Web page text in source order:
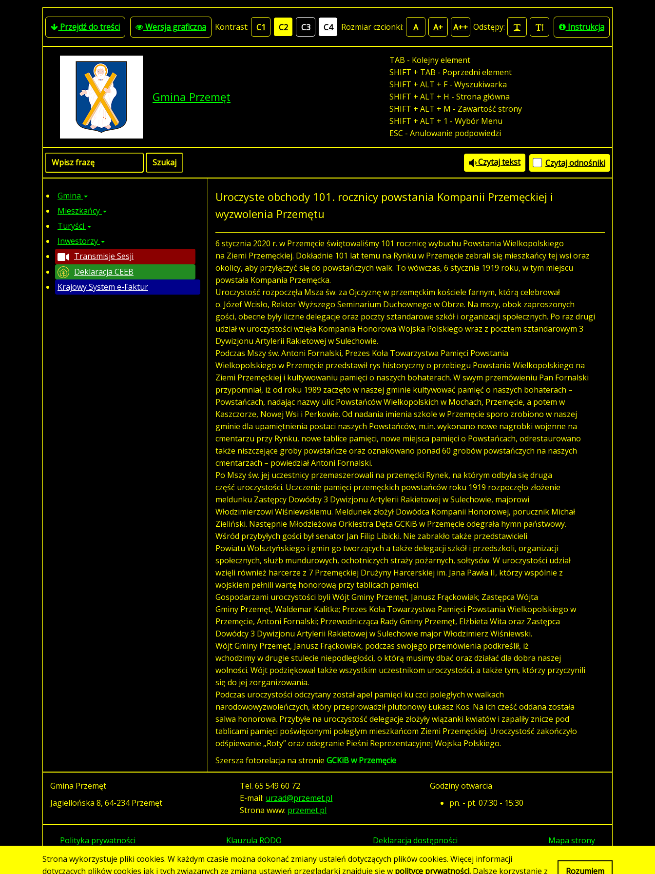
Przejdź do treści Wersja graficzna Kontrast: C1 C2 C3 C4 Rozmiar czcionki: A A+ A++ Odstępy: Instrukcja
Gmina Przemęt
TAB - Kolejny element
SHIFT + TAB - Poprzedni element
SHIFT + ALT + F - Wyszukiwarka
SHIFT + ALT + H - Strona główna
SHIFT + ALT + M - Zawartość strony
SHIFT + ALT + 1 - Wybór Menu
ESC - Anulowanie podpowiedzi
Czytaj tekst Czytaj odnośniki
Gmina
Mieszkańcy
Turyści
Inwestorzy
Transmisje Sesji
Deklaracja CEEB
Krajowy System e-Faktur
Uroczyste obchody 101. rocznicy powstania Kompanii Przemęckiej i
wyzwolenia Przemętu
6 stycznia 2020 r. w Przemęcie świętowaliśmy 101 rocznicę wybuchu Powstania Wielkopolskiego
na Ziemi Przemęckiej. Dokładnie 101 lat temu na Rynku w Przemęcie zebrali się mieszkańcy tej wsi oraz
okolicy, aby przyłączyć się do powstańczych walk. To wówczas, 6 stycznia 1919 roku, w tym miejscu
powstała Kompania Przemęcka.
Uroczystość rozpoczęła Msza św. za Ojczyznę w przemęckim kościele farnym, którą celebrował
o. Józef Wcisło, Rektor Wyższego Seminarium Duchownego w Obrze. Na mszy, obok zaproszonych
gości, obecne były liczne delegacje oraz poczty sztandarowe szkół i organizacji społecznych. Po raz drugi
udział w uroczystości wzięła Kompania Honorowa Wojska Polskiego wraz z pocztem sztandarowym 3
Dywizjonu Artylerii Rakietowej w Sulechowie.
Podczas Mszy św. Antoni Fornalski, Prezes Koła Towarzystwa Pamięci Powstania
Wielkopolskiego w Przemęcie przedstawił rys historyczny o przebiegu Powstania Wielkopolskiego na
Ziemi Przemęckiej i kultywowaniu pamięci o naszych bohaterach. W swym przemówieniu Pan Fornalski
przypomniał, iż od roku 1989 zaczęto w naszej gminie kultywować pamięć o naszych bohaterach –
Powstańcach, nadając nazwy ulic Powstańców Wielkopolskich w Mochach, Przemęcie, a potem w
Kaszczorze, Nowej Wsi i Perkowie. Od nadania imienia szkole w Przemęcie sporo zrobiono w naszej
gminie dla upamiętnienia postaci naszych Powstańców, m.in. wykonano nowe nagrobki wojenne na
cmentarzu przy Rynku, nowe tablice pamięci, nowe miejsca pamięci o Powstańcach, odrestaurowano
także niszczejące groby powstańcze oraz oznakowano ponad 60 grobów powstańczych na naszych
cmentarzach – powiedział Antoni Fornalski.
Po Mszy św. jej uczestnicy przemaszerowali na przemęcki Rynek, na którym odbyła się druga
część uroczystości. Uczczenie pamięci przemęckich powstańców roku 1919 rozpoczęło złożenie
meldunku Zastępcy Dowódcy 3 Dywizjonu Artylerii Rakietowej w Sulechowie, majorowi
Włodzimierzowi Wiśniewskiemu. Meldunek złożył Dowódca Kompanii Honorowej, porucznik Michał
Zieliński. Następnie Młodzieżowa Orkiestra Dęta GCKiB w Przemęcie odegrała hymn państwowy.
Wśród przybyłych gości był senator Jan Filip Libicki. Nie zabrakło także przedstawicieli
Powiatu Wolsztyńskiego i gmin go tworzących a także delegacji szkół i przedszkoli, organizacji
społecznych, służb mundurowych, ochotniczych straży pożarnych, sołtysów. W uroczystości udział
wzięli również harcerze z 7 Przemęckiej Drużyny Harcerskiej im. Jana Pawła II, którzy wspólnie z
wojskiem pełnili wartę honorową przy tablicach pamięci.
Gospodarzami uroczystości byli Wójt Gminy Przemęt, Janusz Frąckowiak; Zastępca Wójta
Gminy Przemęt, Waldemar Kalitka; Prezes Koła Towarzystwa Pamięci Powstania Wielkopolskiego w
Przemęcie, Antoni Fornalski; Przewodnicząca Rady Gminy Przemęt, Elżbieta Wita oraz Zastępca
Dowódcy 3 Dywizjonu Artylerii Rakietowej w Sulechowie major Włodzimierz Wiśniewski.
Wójt Gminy Przemęt, Janusz Frąckowiak, podczas swojego przemówienia podkreślił, iż
wchodzimy w drugie stulecie niepodległości, o którą musimy dbać oraz działać dla dobra naszej
wolności. Wójt podziękował także wszystkim uczestnikom uroczystości, a także tym, którzy przyczynili
się do jej zorganizowania.
Podczas uroczystości odczytany został apel pamięci ku czci poległych w walkach
narodowowyzwoleńczych, który przeprowadził plutonowy Łukasz Kos. Na ich cześć oddana została
salwa honorowa. Przybyłe na uroczystość delegacje złożyły wiązanki kwiatów i zapaliły znicze pod
tablicami pamięci poświęconymi poległym mieszkańcom Ziemi Przemęckiej. Uroczystość zakończyło
odśpiewanie „Roty” oraz odegranie Pieśni Reprezentacyjnej Wojska Polskiego.
Szersza fotorelacja na stronie GCKiB w Przemęcie
Gmina Przemęt
Jagiellońska 8, 64-234 Przemęt
Tel.65 549 60 72
E-mail: urzad@przemet.pl
Strona www: przemet.pl
Godziny otwarcia
pn. - pt. 07:30 - 15:30
Polityka prywatności Klauzula RODO Deklaracja dostępności Mapa strony
Strona wykorzystuje pliki cookies. W każdym czasie można dokonać zmiany ustaleń dotyczących plików cookies. Więcej informacji
dotyczących plików cookies jak i tych związanych ze zmianą ustawień przeglądarki znajduje się w polityce prywatności. Dalsze korzystanie z Rozumiem